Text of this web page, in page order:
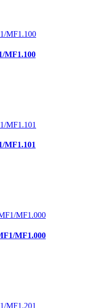
MF1.100
MF1.101
MF1.000